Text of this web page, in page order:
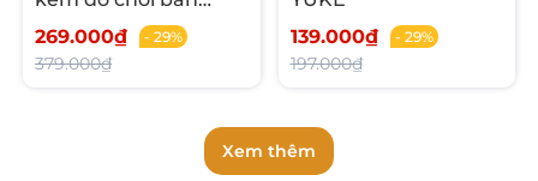
nước Bling
269.000₫ - 29%
379.000₫
139.000₫
- 29%
197.000₫
Xem thêm